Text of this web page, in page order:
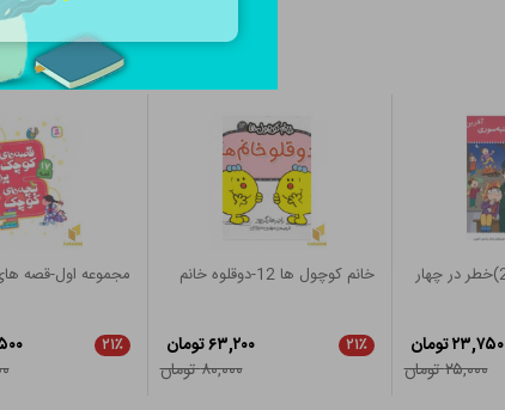
آفرین دختر گلم(20)خطر در چهار
۲۳,۷۵۰ تومان
۲۵,۰۰۰ تومان
خانم کوچول ها 12-دوقلوه خانم
۲۱٪
۶۳,۲۰۰ تومان
۸۰,۰۰۰ تومان
مجموعه اول-قصه
۲۱٪